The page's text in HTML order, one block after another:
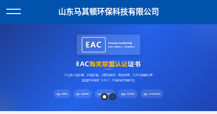
山东马其顿环保科技有限公司